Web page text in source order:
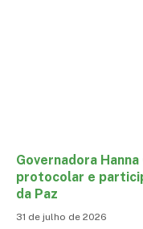
Governadora
protocolar e
da Paz
31 de julho de 2026